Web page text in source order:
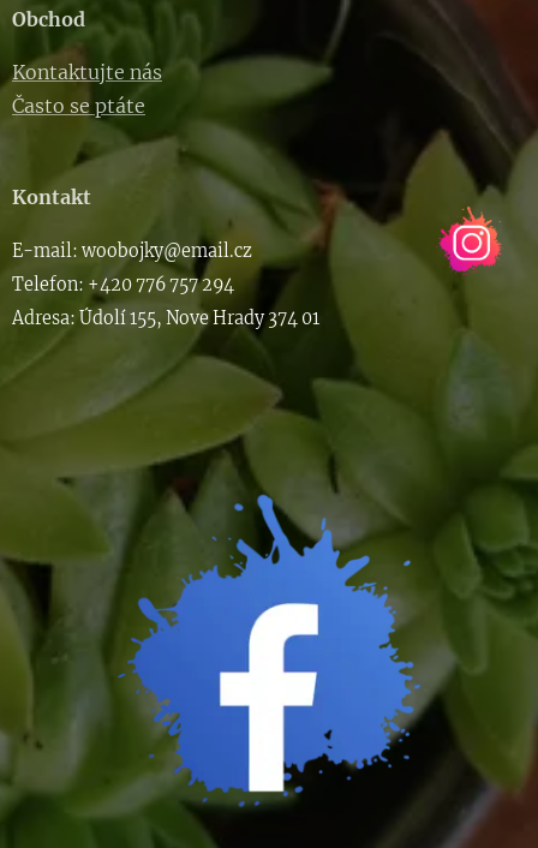
Obchod
Kontaktujte nás
Často se ptáte
Kontakt
E-mail: woobojky@email.cz
Telefon: +420 776 757 294
Adresa: Údolí 155, Nove Hrady 374 01